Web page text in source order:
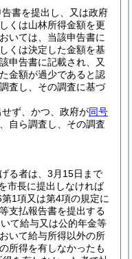
書を提出し、又は政府
くは山林所得金額を更
いては、当該申告書に
くは決定した金額を基
申告書に記載され、又
金額が過少であると認
査し、その調査に基づ
ず、かつ、政府が同号
自ら調査し、その調査
る者は、3月15日まで
市長に提出しなければ
1項又は第4項の規定に
支払報告書を提出する
て給与又は公的年金等
いて給与所得以外の所
所得を有しなかったも